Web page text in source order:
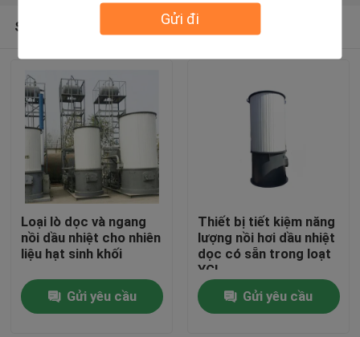
Gửi đi
Sản phẩm khuyến cáo
Loại lò dọc và ngang
nồi dầu nhiệt cho nhiên
liệu hạt sinh khối
Gửi yêu cầu
Thiết bị tiết kiệm năng
lượng nồi hơi dầu nhiệt
dọc có sẵn trong loạt
YGL
Gửi yêu cầu